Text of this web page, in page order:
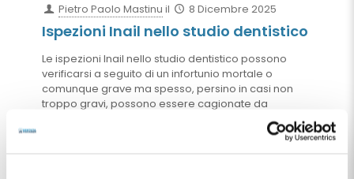
Pietro Paolo Mastinu il 8 Dicembre 2025
Ispezioni Inail nello studio dentistico
Le ispezioni Inail nello studio dentistico possono
verificarsi a seguito di un infortunio mortale o
comunque grave ma spesso, persino in casi non
troppo gravi, possono essere cagionate da
comportamenti contro-producenti messi in atto da
parte del titolare. Alcuni di tali comportamenti si